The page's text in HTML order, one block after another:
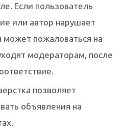
Если пользователь
или автор нарушает
может пожаловаться на
модераторам, после
позволяет
объявления на